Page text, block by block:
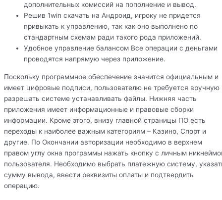
дополнительных комиссий на пополнение и вывод.
Решив 1win скачать на Андроид, игроку не придется
привыкать к управлению, так как оно выполнено по
стандартным схемам ради такого рода приложений.
Удобное управление балансом Все операции с деньгами
проводятся напрямую через приложение.
Поскольку программное обеспечение значится официальным и
имеет цифровые подписи, пользователю не требуется вручную
разрешать системе устанавливать файлы. Нижняя часть
приложения имеет информационные и правовые сборки
информации. Кроме этого, внизу главной страницы ПО есть
переходы к наиболее важным категориям – Казино, Спорт и
другие. По Окончании авторизации необходимо в верхнем
правом углу окна программы нажать кнопку с личным
пользователя. Необходимо выбрать платежную систему,
сумму вывода, ввести реквизиты оплаты и подтвердить
операцию.